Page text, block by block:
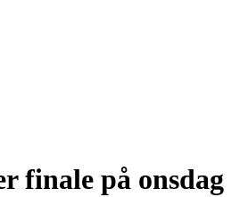
finale på onsdag